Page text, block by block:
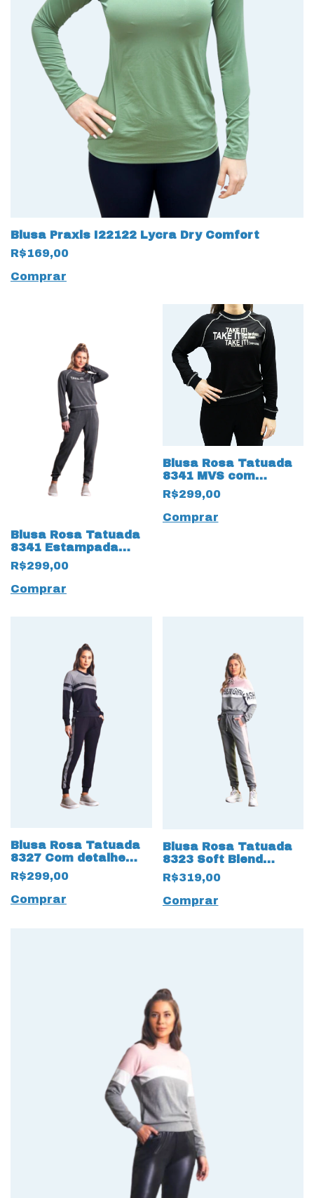
Blusa Praxis I22122 Lycra Dry Comfort
R$169,00
Comprar
Blusa Rosa Tatuada
8341 Estampada
Cinza/Branco
R$299,00
Comprar
Blusa Rosa Tatuada
8341 MVS com
Estampa
Preto/Branco
R$299,00
Comprar
Blusa Rosa Tatuada
8327 Com detalhe
Cirre
R$299,00
Comprar
Blusa Rosa Tatuada
8323 Soft Blend
Fashion
R$319,00
Comprar